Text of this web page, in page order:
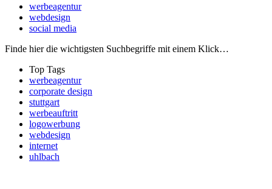
werbeagentur
webdesign
social media
Finde hier die wichtigsten Suchbegriffe mit einem Klick…
Top Tags
werbeagentur
corporate design
stuttgart
werbeauftritt
logowerbung
webdesign
internet
uhlbach